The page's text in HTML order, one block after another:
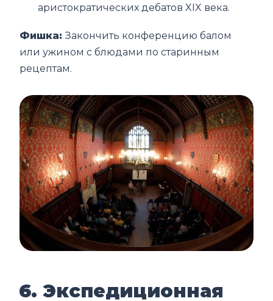
аристократических дебатов XIX века.
Фишка: Закончить конференцию балом
или ужином с блюдами по старинным
рецептам.
6. Экспедиционная